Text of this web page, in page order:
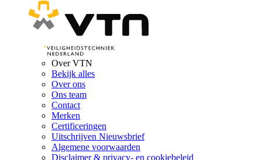
Over VTN
Bekijk alles
Over ons
Ons team
Contact
Merken
Certificeringen
Uitschrijven Nieuwsbrief
Algemene voorwaarden
Disclaimer & privacy- en cookiebeleid